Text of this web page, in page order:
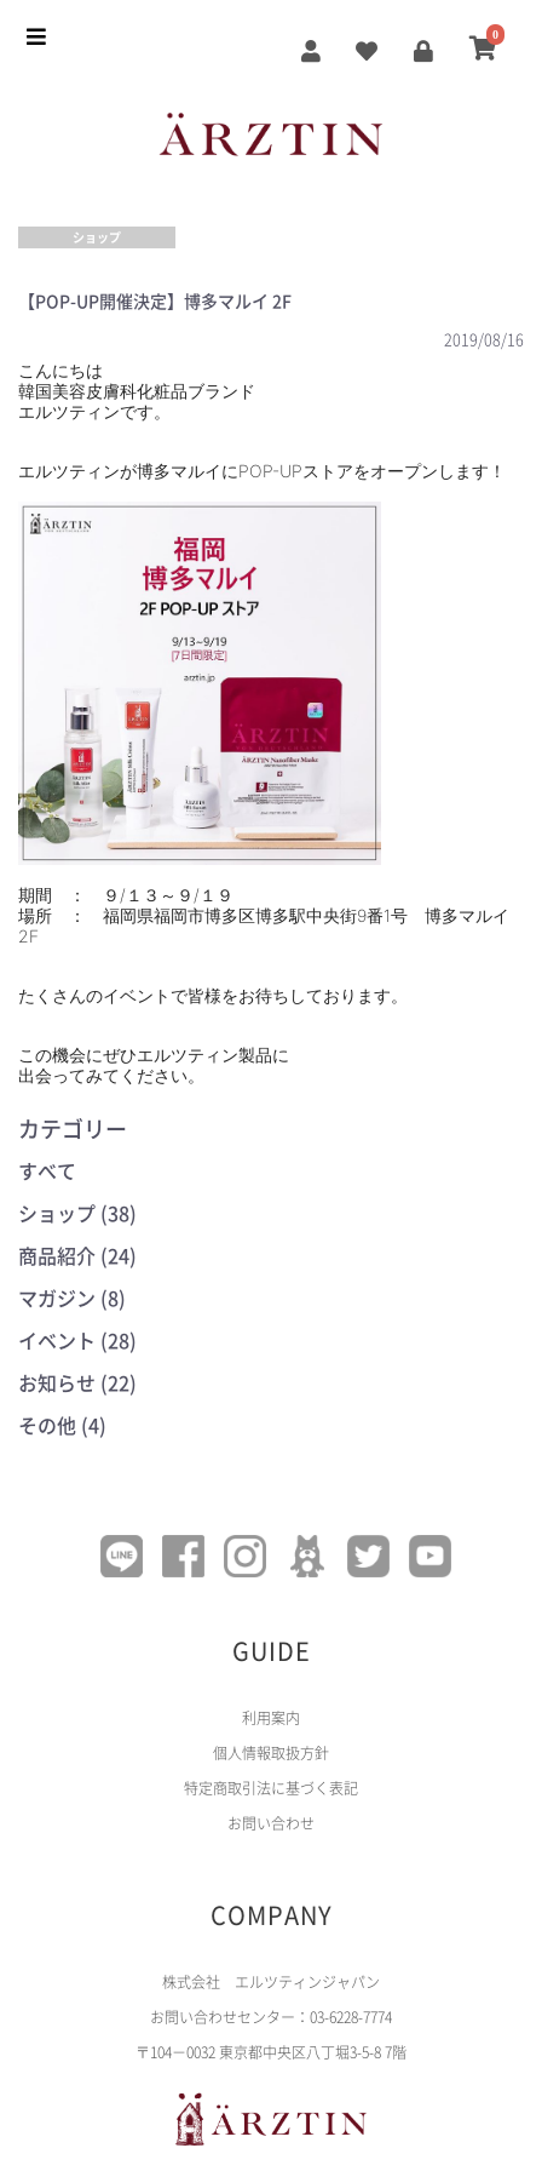
0
ショップ
【POP-UP開催決定】博多マルイ 2F
2019/08/16
こんにちは
韓国美容皮膚科化粧品ブランド
エルツティンです。
エルツティンが博多マルイにPOP-UPストアをオープンします！
期間 ： ９/１３～９/１９
場所 ： 福岡県福岡市博多区博多駅中央街9番1号 博多マルイ
2F
たくさんのイベントで皆様をお待ちしております。
この機会にぜひエルツティン製品に
出会ってみてください。
カテゴリー
すべて
ショップ (38)
商品紹介 (24)
マガジン (8)
イベント (28)
お知らせ (22)
その他 (4)
GUIDE
利用案内
個人情報取扱方針
特定商取引法に基づく表記
お問い合わせ
COMPANY
株式会社 エルツティンジャパン
お問い合わせセンター：03-6228-7774
〒104－0032 東京都中央区八丁堀3-5-8 7階